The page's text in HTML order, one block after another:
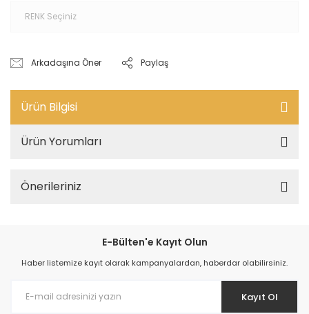
Arkadaşına Öner Paylaş
Ürün Bilgisi
Ürün Yorumları
Önerileriniz
E-Bülten'e Kayıt Olun
Haber listemize kayıt olarak kampanyalardan, haberdar olabilirsiniz.
Kayıt Ol